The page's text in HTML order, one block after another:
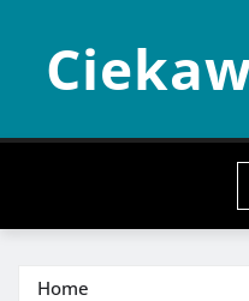
content
Home